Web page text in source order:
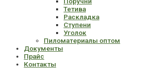
Тетива
Раскладка
Ступени
Уголок
Пиломатериалы оптом
Документы
Прайс
Контакты